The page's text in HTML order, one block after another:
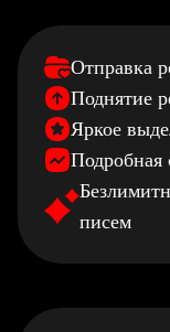
Отправка
Поднятие
Яркое
Подробная
писем